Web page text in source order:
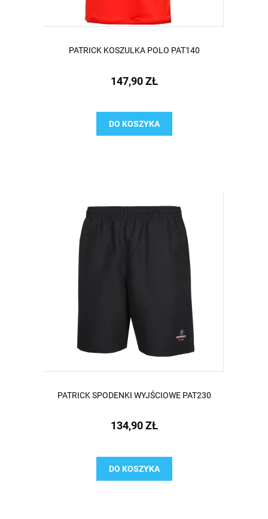
PATRICK KOSZULKA POLO PAT140
147,90 ZŁ
DO KOSZYKA
PATRICK SPODENKI WYJŚCIOWE PAT230
134,90 ZŁ
DO KOSZYKA